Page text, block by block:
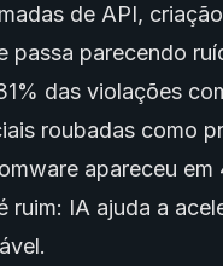
de API,
passa parecendo
das violações
roubadas como
apareceu
ruim: IA ajuda a